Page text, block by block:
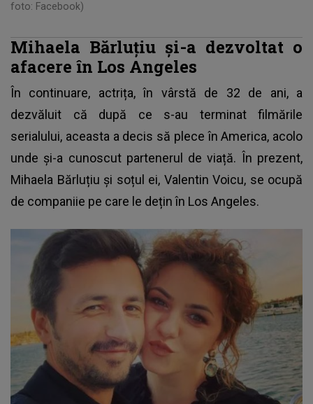
foto: Facebook)
Mihaela Bărluțiu și-a dezvoltat o
afacere în Los Angeles
În continuare, actrița, în vârstă de 32 de ani, a
dezvăluit că după ce s-au terminat filmările
serialului, aceasta a decis să plece în America, acolo
unde și-a cunoscut partenerul de viață. În prezent,
Mihaela Bărluțiu și soțul ei, Valentin Voicu, se ocupă
de companiie pe care le dețin în Los Angeles.